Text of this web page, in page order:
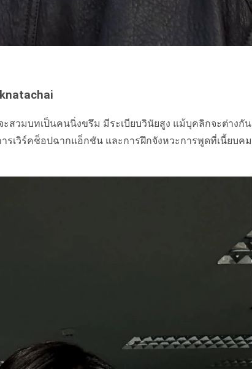
สวมบทเป็นคนนิ่งขรึม มีระเบียบวินัยสูง แม้บุคลิกจะต่างกัน
รเวิร์คช็อปฉากแอ็กชัน และการฝึกจังหวะการพูดที่เนี้ยบคม